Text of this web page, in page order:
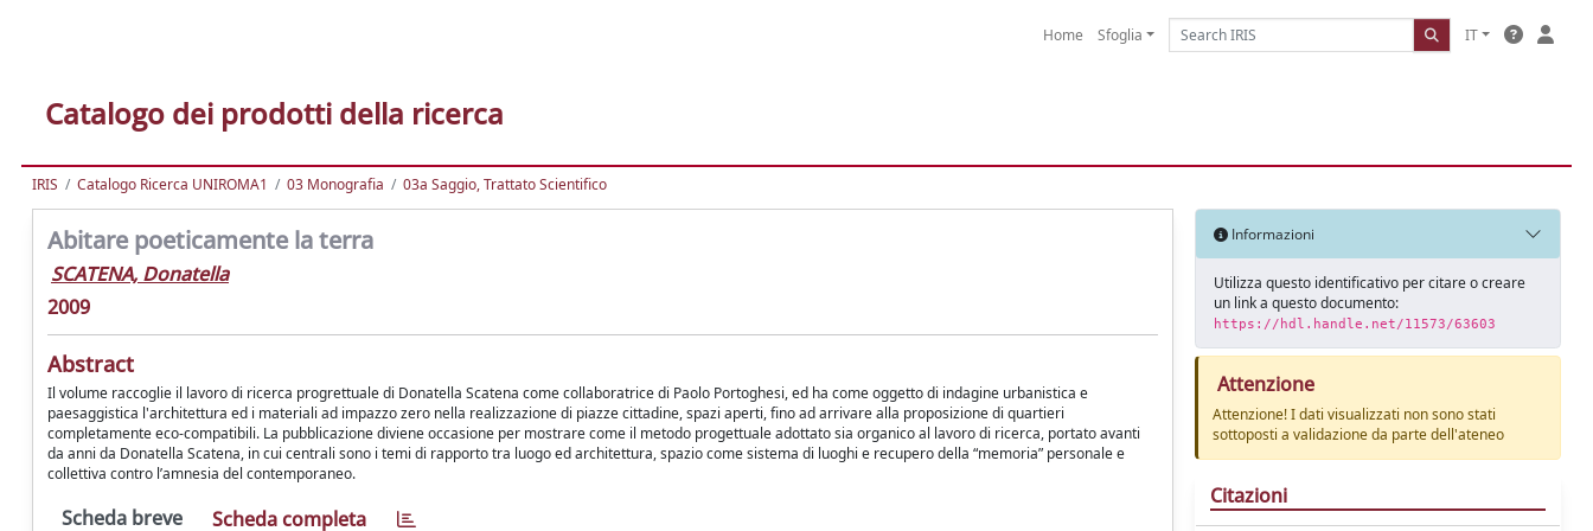
Home Sfoglia IT
Catalogo dei prodotti della ricerca
IRIS Catalogo Ricerca UNIROMA1 03 Monografia 03a Saggio, Trattato Scientifico
Abitare poeticamente la terra
SCATENA, Donatella
2009
Abstract
Il volume raccoglie il lavoro di ricerca progrettuale di Donatella Scatena come collaboratrice di Paolo Portoghesi, ed ha come oggetto di indagine urbanistica e
paesaggistica l'architettura ed i materiali ad impazzo zero nella realizzazione di piazze cittadine, spazi aperti, fino ad arrivare alla proposizione di quartieri
completamente eco-compatibili. La pubblicazione diviene occasione per mostrare come il metodo progettuale adottato sia organico al lavoro di ricerca, portato avanti
da anni da Donatella Scatena, in cui centrali sono i temi di rapporto tra luogo ed architettura, spazio come sistema di luoghi e recupero della “memoria” personale e
collettiva contro l’amnesia del contemporaneo.
Scheda breve Scheda completa
Informazioni
Utilizza questo identificativo per citare o creare
un link a questo documento:
https://hdl.handle.net/11573/63603
Attenzione
Attenzione! I dati visualizzati non sono stati
sottoposti a validazione da parte dell'ateneo
Citazioni